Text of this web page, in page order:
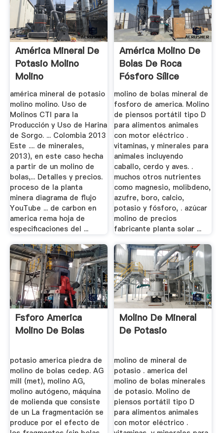
América Mineral De
Potasio Molino
Molino
américa mineral de potasio
molino molino. Uso de
Molinos CTI para la
Producción y Uso de Harina
de Sorgo. ... Colombia 2013
Este .... de minerales,
2013), en este caso hecha
a partir de un molino de
bolas,... Detalles y precios.
proceso de la planta
minera diagrama de flujo
YouTube ... de carbon en
america rema hoja de
especificaciones del ...
América Molino De
Bolas De Roca
Fósforo Sílice
molino de bolas mineral de
fosforo de america. Molino
de piensos portátil tipo D
para alimentos animales
con motor eléctrico .
vitaminas, y minerales para
animales incluyendo
caballo, cerdo y aves. .
muchos otros nutrientes
como magnesio, molibdeno,
azufre, boro, calcio,
potasio y fósforo, . azúcar
molino de precios
fabricante planta solar ...
Fsforo America
Molino De Bolas
potasio america piedra de
molino de bolas cedep. AG
mill (met), molino AG,
molino autógeno, máquina
de molienda que consiste
de un La fragmentación se
produce por el efecto de
Molino De Mineral
De Potasio
molino de mineral de
potasio . america del
molino de bolas minerales
de potasio. Molino de
piensos portátil tipo D
para alimentos animales
con motor eléctrico .